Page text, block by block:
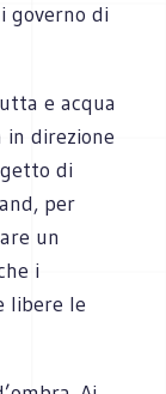
governo di
e acqua
in direzione
di
per
un
i
libere le